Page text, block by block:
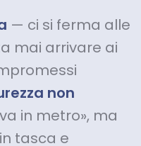
— ci si ferma alle
mai arrivare ai
non
in metro», ma
tasca e